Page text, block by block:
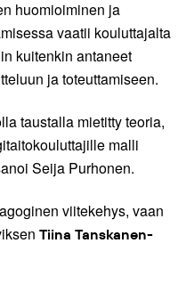
huomioiminen ja
vaatii kouluttajalta
kuitenkin antaneet
ja toteuttamiseen.
taustalla mietitty teoria,
malli
Seija Purhonen.
viitekehys, vaan
Tiina Tanskanen-